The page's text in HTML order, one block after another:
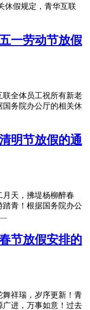
休假规定，青华互联
一劳动节放假
全体员工祝所有新老
务院办公厅的相关休
明节放假的通
天，拂堤杨柳醉春
青！根据国务院办公
节放假安排的
舞祥瑞，岁序更新！青
进，万事如意！过去